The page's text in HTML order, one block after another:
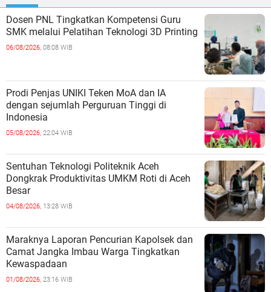
Dosen PNL Tingkatkan Kompetensi Guru
SMK melalui Pelatihan Teknologi 3D Printing
06/08/2026, 08:08 WIB
Prodi Penjas UNIKI Teken MoA dan IA
dengan sejumlah Perguruan Tinggi di
Indonesia
05/08/2026, 22:04 WIB
Sentuhan Teknologi Politeknik Aceh
Dongkrak Produktivitas UMKM Roti di Aceh
Besar
04/08/2026, 13:28 WIB
Maraknya Laporan Pencurian Kapolsek dan
Camat Jangka Imbau Warga Tingkatkan
Kewaspadaan
01/08/2026, 23:16 WIB